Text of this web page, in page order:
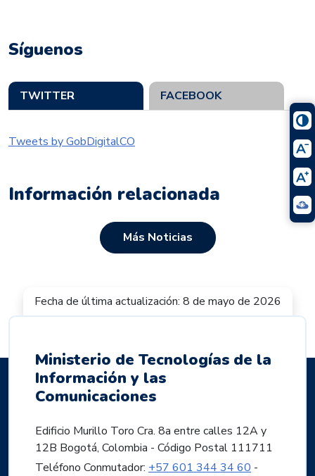
Síguenos
TWITTER FACEBOOK
Tweets by GobDigitalCO
Información relacionada
Más Noticias
Fecha de última actualización: 8 de mayo de 2026
Ministerio de Tecnologías de la
Información y las
Comunicaciones
Edificio Murillo Toro Cra. 8a entre calles 12A y
12B Bogotá, Colombia - Código Postal 111711
Teléfono Conmutador: +57 601 344 34 60 -